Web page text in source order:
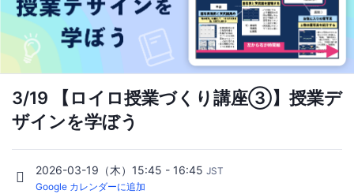
3/19 【ロイロ授業づくり講座③】授業デ
ザインを学ぼう
2026-03-19（木）15:45 - 16:45 JST
Google カレンダーに追加